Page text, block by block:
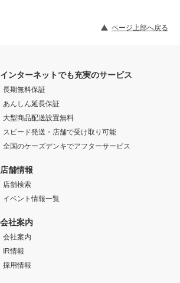
ページ上部へ戻る
インターネットでも充実のサービス
長期無料保証
あんしん延長保証
大型商品配送設置無料
スピード発送・店舗で受け取り可能
全国のケーズデンキでアフターサービス
店舗情報
店舗検索
イベント情報一覧
会社案内
会社案内
IR情報
採用情報